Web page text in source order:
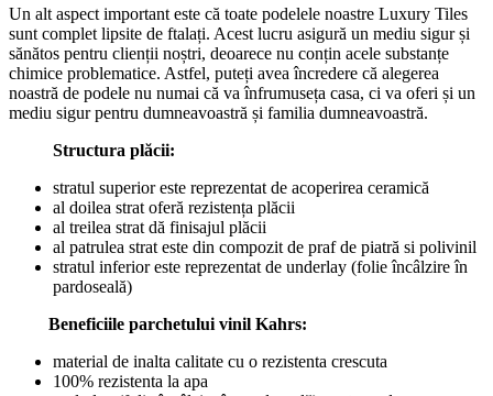
Un alt aspect important este că toate podelele noastre Luxury Tiles
sunt complet lipsite de ftalați. Acest lucru asigură un mediu sigur și
sănătos pentru clienții noștri, deoarece nu conțin acele substanțe
chimice problematice. Astfel, puteți avea încredere că alegerea
noastră de podele nu numai că va înfrumuseța casa, ci va oferi și un
mediu sigur pentru dumneavoastră și familia dumneavoastră.
Structura plăcii:
stratul superior este reprezentat de acoperirea ceramică
al doilea strat oferă rezistența plăcii
al treilea strat dă finisajul plăcii
al patrulea strat este din compozit de praf de piatră si polivinil
stratul inferior este reprezentat de underlay (folie încâlzire în
pardoseală)
Beneficiile parchetului vinil Kahrs:
material de inalta calitate cu o rezistenta crescuta
100% rezistenta la apa